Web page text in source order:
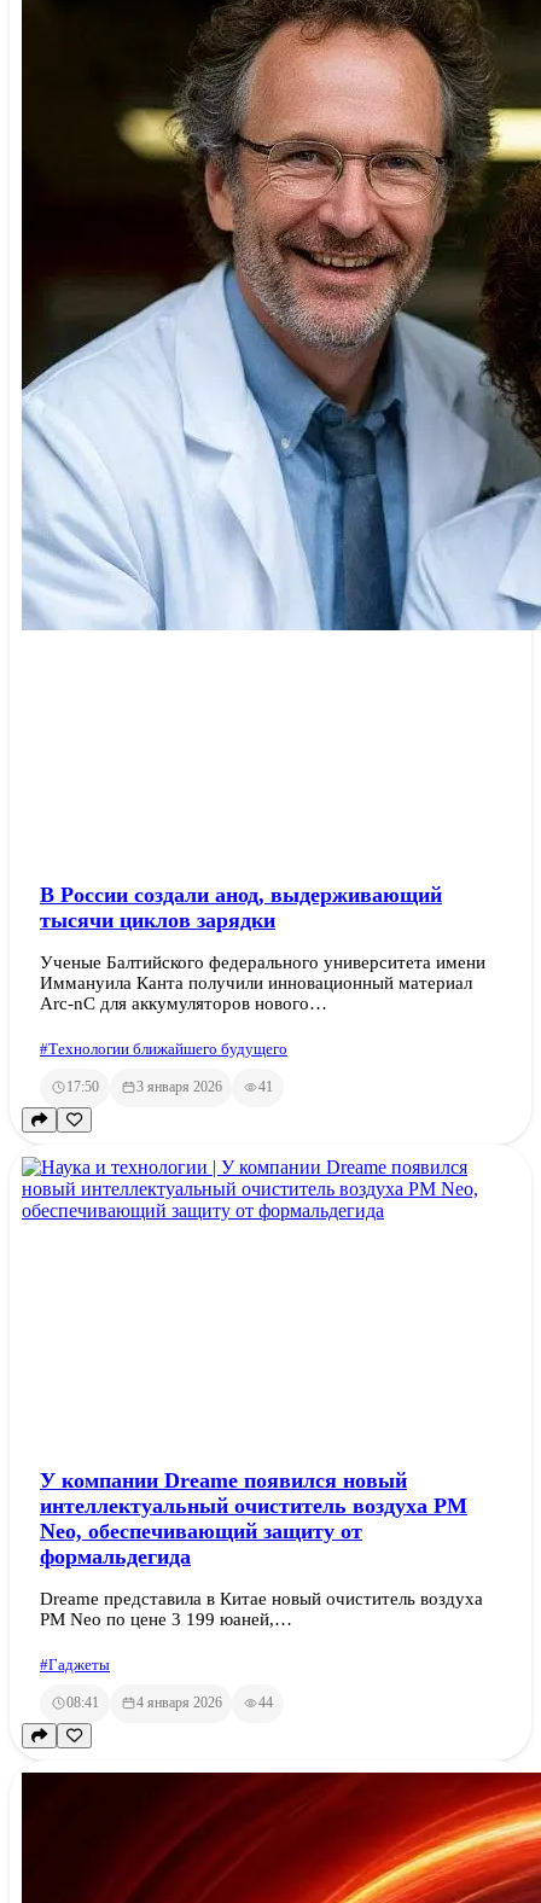
В России создали анод, выдерживающий
тысячи циклов зарядки
Ученые Балтийского федерального университета имени
Иммануила Канта получили инновационный материал
Arc-nC для аккумуляторов нового…
#Технологии ближайшего будущего
17:50 3 января 2026 41
У компании Dreame появился новый
интеллектуальный очиститель воздуха PM
Neo, обеспечивающий защиту от
формальдегида
Dreame представила в Китае новый очиститель воздуха
PM Neo по цене 3 199 юаней,…
#Гаджеты
08:41 4 января 2026 44